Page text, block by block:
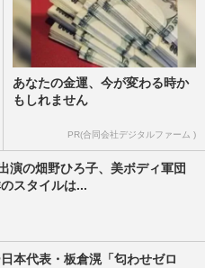
あなたの金運、今が変わる時か
もしれません
PR(合同会社デジタルファーム )
演の畑野ひろ子、美ボディ軍団
スタイルは...
本代表・板倉滉「匂わせゼロ